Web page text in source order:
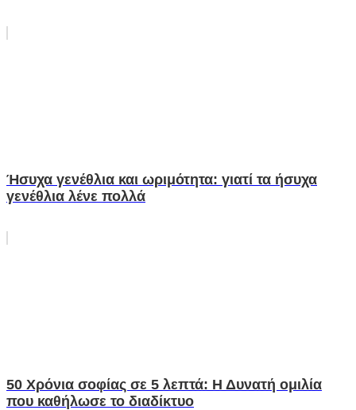
Ήσυχα γενέθλια και ωριμότητα: γιατί τα ήσυχα
γενέθλια λένε πολλά
50 Χρόνια σοφίας σε 5 λεπτά: Η Δυνατή ομιλία
που καθήλωσε το διαδίκτυο